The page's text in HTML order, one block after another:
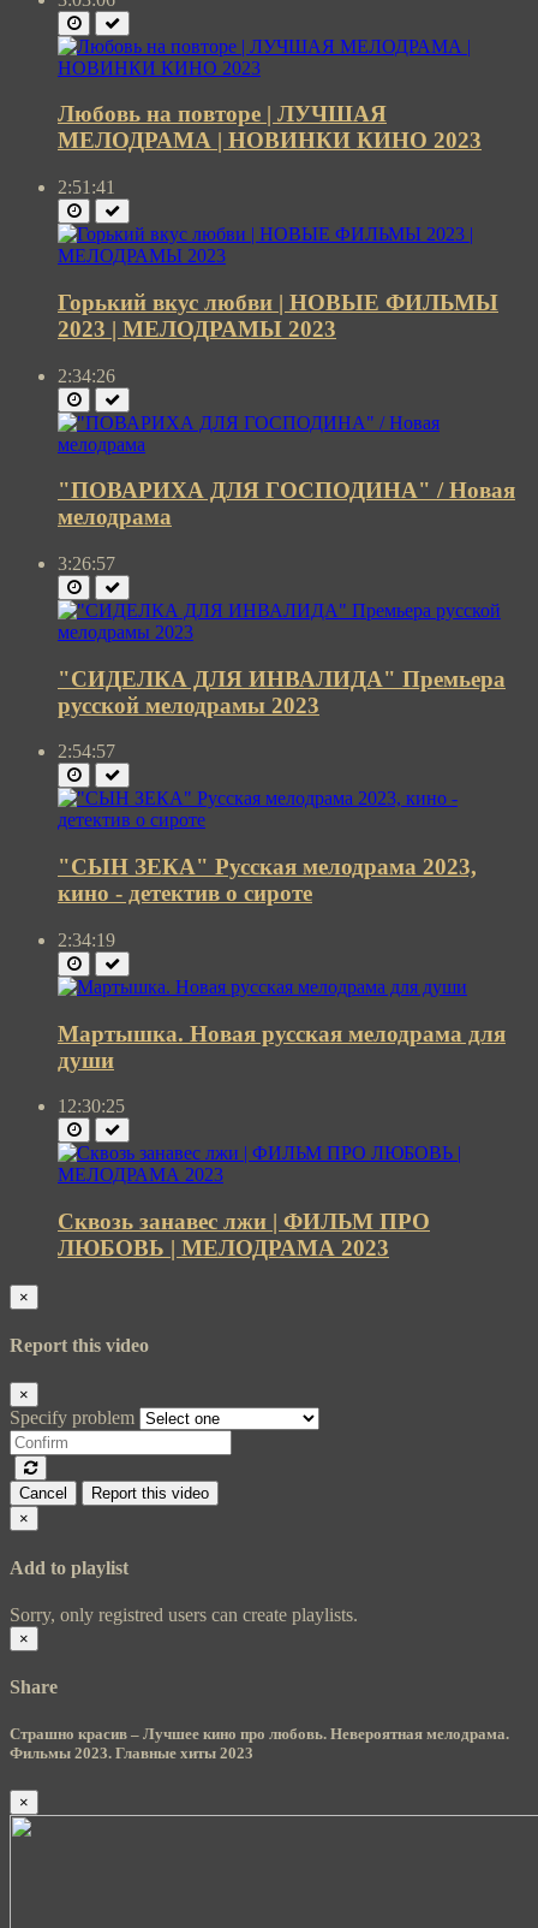
Любовь на повторе | ЛУЧШАЯ
МЕЛОДРАМА | НОВИНКИ КИНО 2023
2:51:41
Горький вкус любви | НОВЫЕ ФИЛЬМЫ
2023 | МЕЛОДРАМЫ 2023
2:34:26
"ПОВАРИХА ДЛЯ ГОСПОДИНА" / Новая
мелодрама
3:26:57
"СИДЕЛКА ДЛЯ ИНВАЛИДА" Премьера
русской мелодрамы 2023
2:54:57
"СЫН ЗЕКА" Русская мелодрама 2023,
кино - детектив о сироте
2:34:19
Мартышка. Новая русская мелодрама для
души
12:30:25
Сквозь занавес лжи | ФИЛЬМ ПРО
ЛЮБОВЬ | МЕЛОДРАМА 2023
×
Report this video
×
Specify problem
Cancel
Report this video
×
Add to playlist
Sorry, only registred users can create playlists.
×
Share
Страшно красив – Лучшее кино про любовь. Невероятная мелодрама.
Фильмы 2023. Главные хиты 2023
×